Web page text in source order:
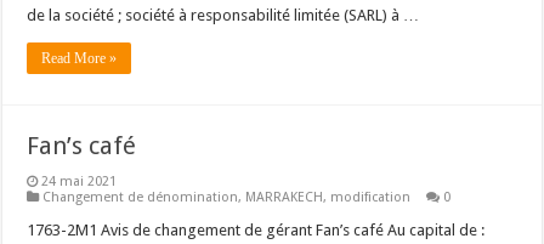
de la société ; société à responsabilité limitée (SARL) à …
Read More »
Fan’s café
24 mai 2021
Changement de dénomination, MARRAKECH, modification 0
1763-2M1 Avis de changement de gérant Fan’s café Au capital de :